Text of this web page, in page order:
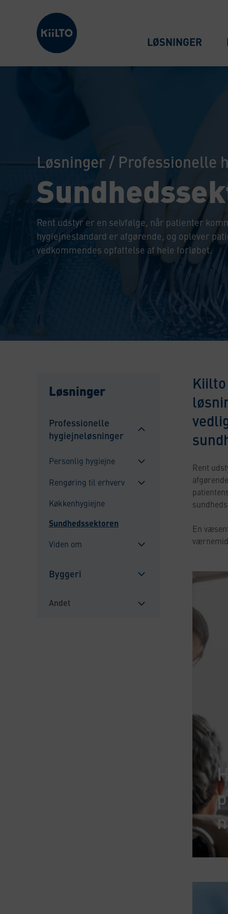
Kiilto Denmark
LØSNINGER
Løsninger/ Professionelle
Rent udstyr er en selvfølge, når patienter
hygiejnestandard er afgørende, og oplever
vedkommendes opfattelse af hele forløbet.
Løsninger
Professionelle
hygiejneløsninger
Personlig hygiejne
alavalikko
Rengøring til erhverv
Køkkenhygiejne
Sundhedssektoren
Viden om
Byggeri
Andet
Rent
En
n